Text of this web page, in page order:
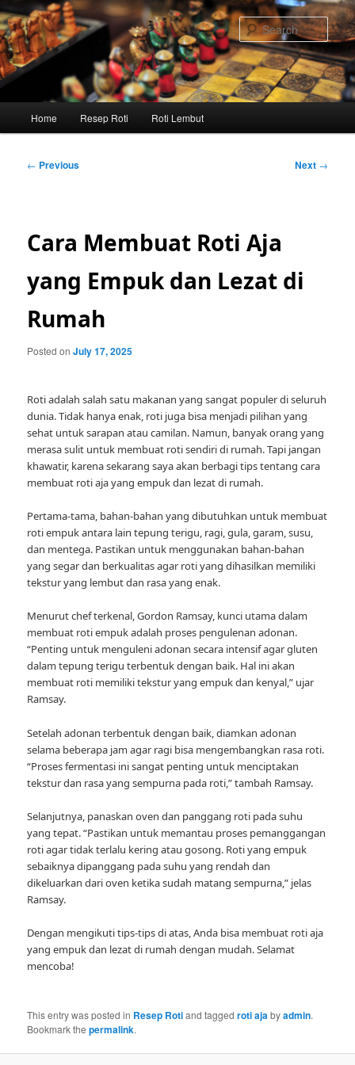
Skip
to
primary
content
Home Resep Roti Roti Lembut
Post
← Previous Next →
Cara Membuat Roti Aja
yang Empuk dan Lezat di
Rumah
Posted onJuly 17, 2025
Roti adalah salah satu makanan yang sangat populer di seluruh
dunia. Tidak hanya enak, roti juga bisa menjadi pilihan yang
sehat untuk sarapan atau camilan. Namun, banyak orang yang
merasa sulit untuk membuat roti sendiri di rumah. Tapi jangan
khawatir, karena sekarang saya akan berbagi tips tentang cara
membuat roti aja yang empuk dan lezat di rumah.
Pertama-tama, bahan-bahan yang dibutuhkan untuk membuat
roti empuk antara lain tepung terigu, ragi, gula, garam, susu,
dan mentega. Pastikan untuk menggunakan bahan-bahan
yang segar dan berkualitas agar roti yang dihasilkan memiliki
tekstur yang lembut dan rasa yang enak.
Menurut chef terkenal, Gordon Ramsay, kunci utama dalam
membuat roti empuk adalah proses pengulenan adonan.
“Penting untuk menguleni adonan secara intensif agar gluten
dalam tepung terigu terbentuk dengan baik. Hal ini akan
membuat roti memiliki tekstur yang empuk dan kenyal,” ujar
Ramsay.
Setelah adonan terbentuk dengan baik, diamkan adonan
selama beberapa jam agar ragi bisa mengembangkan rasa roti.
“Proses fermentasi ini sangat penting untuk menciptakan
tekstur dan rasa yang sempurna pada roti,” tambah Ramsay.
Selanjutnya, panaskan oven dan panggang roti pada suhu
yang tepat. “Pastikan untuk memantau proses pemanggangan
roti agar tidak terlalu kering atau gosong. Roti yang empuk
sebaiknya dipanggang pada suhu yang rendah dan
dikeluarkan dari oven ketika sudah matang sempurna,” jelas
Ramsay.
Dengan mengikuti tips-tips di atas, Anda bisa membuat roti aja
yang empuk dan lezat di rumah dengan mudah. Selamat
mencoba!
This entry was posted in Resep Rotiand taggedroti ajabyadmin.
Bookmark thepermalink.